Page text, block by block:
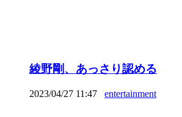
綾野剛、あっさり認める
2023/04/27 11:47 entertainment